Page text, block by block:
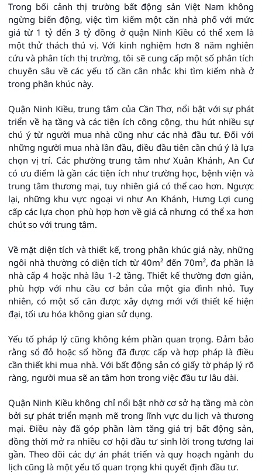
Trong bối cảnh thị trường bất động sản Việt Nam không
ngừng biến động, việc tìm kiếm một căn nhà phố với mức
giá từ 1 tỷ đến 3 tỷ đồng ở quận Ninh Kiều có thể xem là
một thử thách thú vị. Với kinh nghiệm hơn 8 năm nghiên
cứu và phân tích thị trường, tôi sẽ cung cấp một số phân tích
chuyên sâu về các yếu tố cần cân nhắc khi tìm kiếm nhà ở
trong phân khúc này.
Quận Ninh Kiều, trung tâm của Cần Thơ, nổi bật với sự phát
triển về hạ tầng và các tiện ích công cộng, thu hút nhiều sự
chú ý từ người mua nhà cũng như các nhà đầu tư. Đối với
những người mua nhà lần đầu, điều đầu tiên cần chú ý là lựa
chọn vị trí. Các phường trung tâm như Xuân Khánh, An Cư
có ưu điểm là gần các tiện ích như trường học, bệnh viện và
trung tâm thương mại, tuy nhiên giá có thể cao hơn. Ngược
lại, những khu vực ngoại vi như An Khánh, Hưng Lợi cung
cấp các lựa chọn phù hợp hơn về giá cả nhưng có thể xa hơn
chút so với trung tâm.
Về mặt diện tích và thiết kế, trong phân khúc giá này, những
ngôi nhà thường có diện tích từ 40m² đến 70m², đa phần là
nhà cấp 4 hoặc nhà lầu 1-2 tầng. Thiết kế thường đơn giản,
phù hợp với nhu cầu cơ bản của một gia đình nhỏ. Tuy
nhiên, có một số căn được xây dựng mới với thiết kế hiện
đại, tối ưu hóa không gian sử dụng.
Yếu tố pháp lý cũng không kém phần quan trọng. Đảm bảo
rằng sổ đỏ hoặc sổ hồng đã được cấp và hợp pháp là điều
cần thiết khi mua nhà. Với bất động sản có giấy tờ pháp lý rõ
ràng, người mua sẽ an tâm hơn trong việc đầu tư lâu dài.
Quận Ninh Kiều không chỉ nổi bật nhờ cơ sở hạ tầng mà còn
bởi sự phát triển mạnh mẽ trong lĩnh vực du lịch và thương
mại. Điều này đã góp phần làm tăng giá trị bất động sản,
đồng thời mở ra nhiều cơ hội đầu tư sinh lời trong tương lai
gần. Theo dõi các dự án phát triển và quy hoạch ngành du
lịch cũng là một yếu tố quan trọng khi quyết định đầu tư.